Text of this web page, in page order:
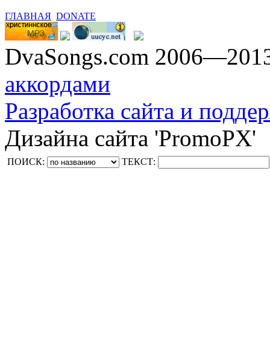
ГЛАВНАЯ DONATE
DvaSongs.com
аккордами
Разработка сайта и
Дизайна сайта 'PromoPX'
ПОИСК: ТЕКСТ: